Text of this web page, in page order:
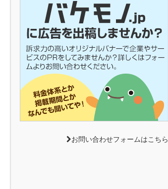
お問い合わせフォームはこちら